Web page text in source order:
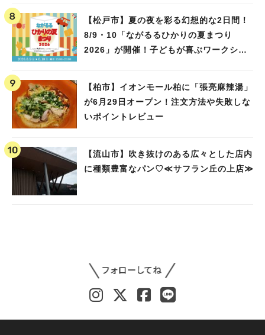
【松戸市】夏の夜を彩る幻想的な2日間！
8/9・10「ながるるひかりの夏まつり
2026」が開催！子どもが喜ぶワークショ
【柏市】イオンモール柏に「張亮麻辣湯」
が6月29日オープン！注文方法や失敗しな
いポイントレビュー
【流山市】吹き抜けのある広々とした店内
に種類豊富なパン♡≪サフラン丘の上店≫